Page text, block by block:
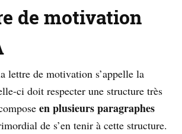
de motivation
lettre de motivation s’appelle la
ci doit respecter une structure très
en plusieurs paragraphes
de s’en tenir à cette structure.